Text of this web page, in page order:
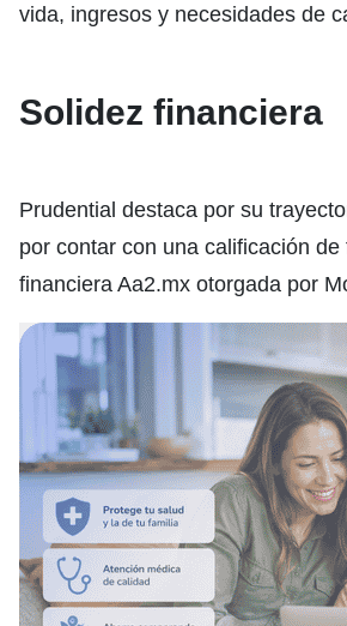
vida, ingresos y necesidades de
Solidez financiera
Prudential destaca por su
por contar con una calificación de
financiera Aa2.mx otorgada por